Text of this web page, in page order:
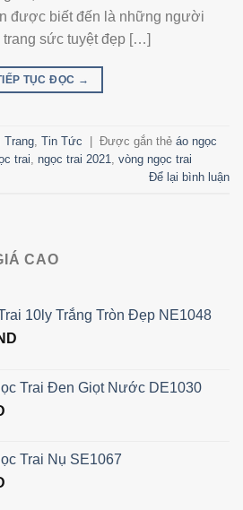
được biết đến là những người
sức tuyệt đẹp […]
TỤC ĐỌC →
Trang Tin Tức | Được gắn thẻ áo ngọc
trai ngọc trai 2021
vòng ngọc trai
Để lại bình luận
CAO
10ly Trắng Tròn Đẹp NE1048
Trai Đen Giọt Nước DE1030
Trai Nụ SE1067